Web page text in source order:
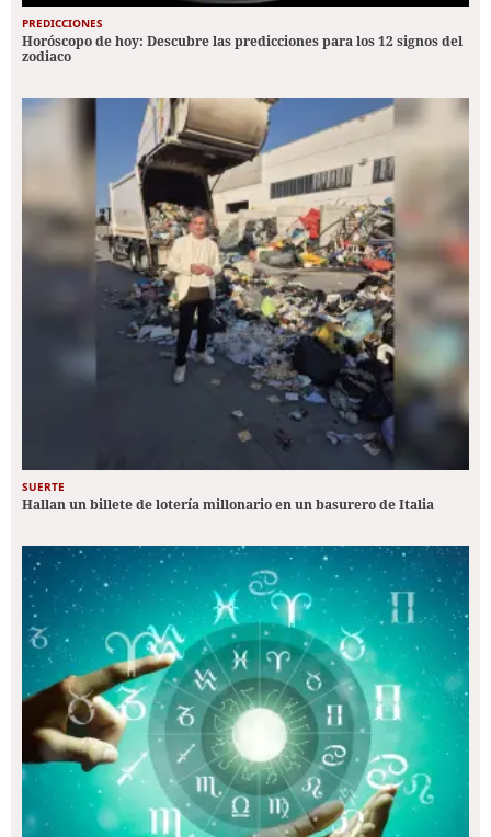
PREDICCIONES
Horóscopo de hoy: Descubre las predicciones para los 12 signos del
zodiaco
SUERTE
Hallan un billete de lotería millonario en un basurero de Italia